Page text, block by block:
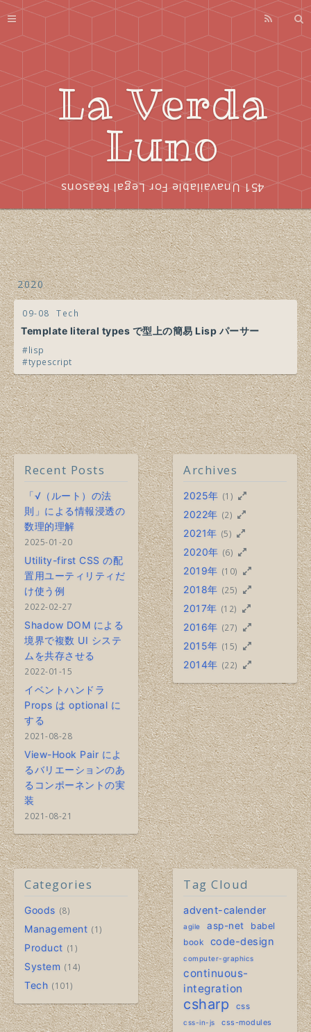
La Verda
Luno
451 Unavailable For Legal Reasons
2020
09-08 Tech
Template literal types で型上の簡易 Lisp パーサー
lisp
typescript
Recent Posts
「√（ルート）の法
則」による情報浸透の
数理的理解
2025-01-20
Utility-first CSS の配
置用ユーティリティだ
け使う例
2022-02-27
Shadow DOM による
境界で複数 UI システ
ムを共存させる
2022-01-15
イベントハンドラ
Props は optional に
する
2021-08-28
View-Hook Pair によ
るバリエーションのあ
るコンポーネントの実
装
2021-08-21
Archives
2025年 (1)
2022年 (2)
2021年 (5)
2020年 (6)
2019年 (10)
2018年 (25)
2017年 (12)
2016年 (27)
2015年 (15)
2014年 (22)
Categories
Goods 8
Management 1
Product 1
System 14
Tech 101
Tag Cloud
advent-calender
agile asp-net babel
book code-design
computer-graphics
continuous-
integration
csharp css
css-in-js
css-modules
Profile
About
Series
Index